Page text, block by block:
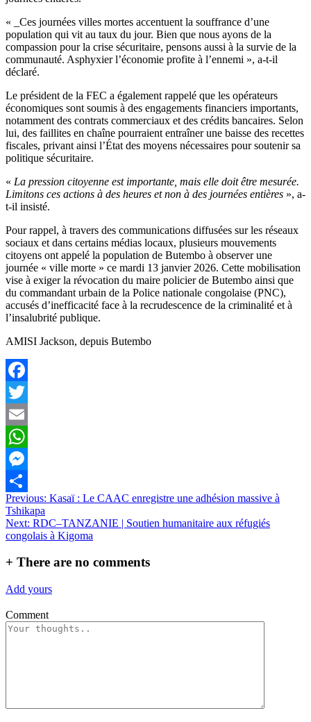
« _Ces journées villes mortes accentuent la souffrance d’une
population qui vit au taux du jour. Bien que nous ayons de la
compassion pour la crise sécuritaire, pensons aussi à la survie de la
communauté. Asphyxier l’économie profite à l’ennemi », a-t-il
déclaré.
Le président de la FEC a également rappelé que les opérateurs
économiques sont soumis à des engagements financiers importants,
notamment des contrats commerciaux et des crédits bancaires. Selon
lui, des faillites en chaîne pourraient entraîner une baisse des recettes
fiscales, privant ainsi l’État des moyens nécessaires pour soutenir sa
politique sécuritaire.
« La pression citoyenne est importante, mais elle doit être mesurée.
Limitons ces actions à des heures et non à des journées entières », a-
t-il insisté.
Pour rappel, à travers des communications diffusées sur les réseaux
sociaux et dans certains médias locaux, plusieurs mouvements
citoyens ont appelé la population de Butembo à observer une
journée « ville morte » ce mardi 13 janvier 2026. Cette mobilisation
vise à exiger la révocation du maire policier de Butembo ainsi que
du commandant urbain de la Police nationale congolaise (PNC),
accusés d’inefficacité face à la recrudescence de la criminalité et à
l’insalubrité publique.
AMISI Jackson, depuis Butembo
Facebook
Twitter
Email
WhatsApp
Messenger
Partager
Navigation
de
l’article
Previous: Kasaï : Le CAAC enregistre une adhésion massive à
Tshikapa
Next: RDC–TANZANIE | Soutien humanitaire aux réfugiés
congolais à Kigoma
+ There are no comments
Add yours
Comment